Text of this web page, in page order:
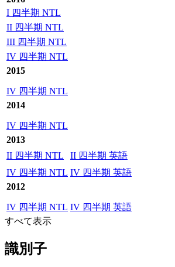
I 四半期 NTL
II 四半期 NTL
III 四半期 NTL
IV 四半期 NTL
2015
IV 四半期 NTL
2014
IV 四半期 NTL
2013
II 四半期 NTL
II 四半期 英語
IV 四半期 NTL IV 四半期 英語
2012
IV 四半期 NTL IV 四半期 英語
すべて表示
識別子